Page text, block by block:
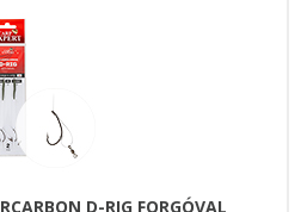
D-RIG FORGÓVAL